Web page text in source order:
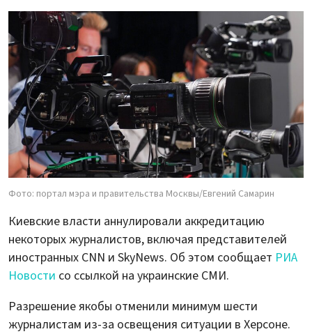
Фото: портал мэра и правительства Москвы/Евгений Самарин
Киевские власти аннулировали аккредитацию
некоторых журналистов, включая представителей
иностранных CNN и SkyNews. Об этом сообщает РИА
Новости со ссылкой на украинские СМИ.
Разрешение якобы отменили минимум шести
журналистам из-за освещения ситуации в Херсоне.